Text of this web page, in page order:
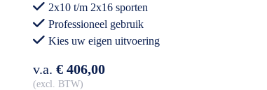
2x10 t/m 2x16 sporten
Professioneel gebruik
Kies uw eigen uitvoering
v.a. € 406,00
excl. BTW